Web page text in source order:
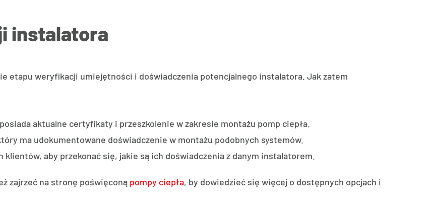
instalatora
etapu weryfikacji umiejętności i doświadczenia potencjalnego instalatora. Jak zatem
aktualne certyfikaty i przeszkolenie w zakresie montażu pomp ciepła.
ma udokumentowane doświadczenie w montażu podobnych systemów.
aby przekonać się, jakie są ich doświadczenia z danym instalatorem.
zajrzeć na stronę poświęconą pompy ciepła, by dowiedzieć się więcej o dostępnych opcjach i